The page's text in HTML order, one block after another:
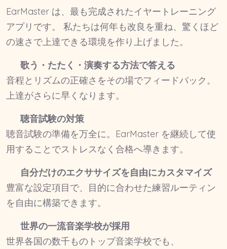
EarMaster は、最も完成されたイヤートレーニング
アプリです。 私たちは何年も改良を重ね、驚くほど
の速さで上達できる環境を作り上げました。
歌う・たたく・演奏する方法で答える
音程とリズムの正確さをその場でフィードバック。
上達がさらに早くなります。
聴音試験の対策
聴音試験の準備を万全に。EarMaster を継続して使
用することでストレスなく合格へ導きます。
自分だけのエクササイズを自由にカスタマイズ
豊富な設定項目で、目的に合わせた練習ルーティン
を自由に構築できます。
世界の一流音楽学校が採用
世界各国の数千ものトップ音楽学校でも、